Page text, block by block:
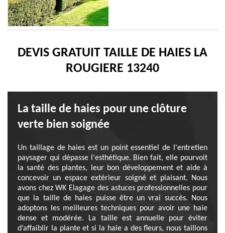
DEVIS GRATUIT TAILLE DE HAIES LA
ROUGIERE 13240
La taille de haies pour une clôture
verte bien soignée
Un taillage de haies est un point essentiel de l'entretien
paysager qui dépasse l'esthétique. Bien fait, elle pourvoit
la santé des plantes, leur bon développement et aide à
concevoir un espace extérieur soigné et plaisant. Nous
avons chez WK Elagage des astuces professionnelles pour
que la taille de haies puisse être un vrai succès. Nous
adoptons les meilleures techniques pour avoir une haie
dense et modérée. La taille est annuelle pour éviter
d’affaiblir la plante et si la haie a des fleurs, nous taillons